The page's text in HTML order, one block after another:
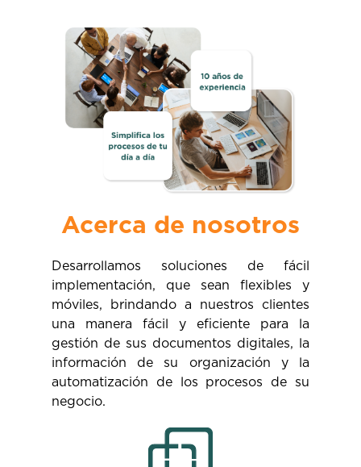
Acerca de nosotros
Desarrollamos soluciones de fácil
implementación, que sean flexibles y
móviles, brindando a nuestros clientes
una manera fácil y eficiente para la
gestión de sus documentos digitales, la
información de su organización y la
automatización de los procesos de su
negocio.